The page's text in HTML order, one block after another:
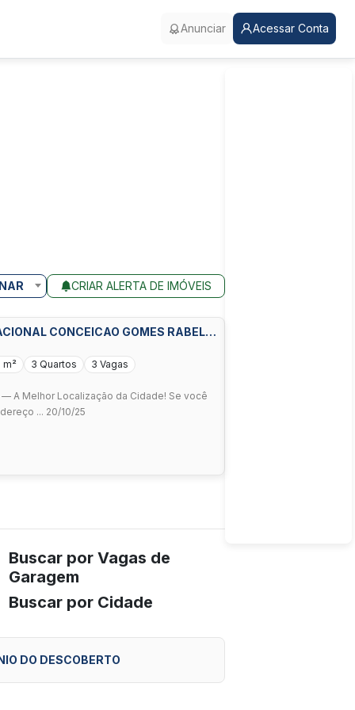
Anunciar Acessar Conta
CRIAR ALERTA DE IMÓVEIS
CONCEICAO GOMES RABELO,
m² 3 Quartos 3 Vagas
A Melhor Localização da Cidade! Se você
... 20/10/25
Buscar por Vagas de
Garagem
Buscar por Cidade
DO DESCOBERTO